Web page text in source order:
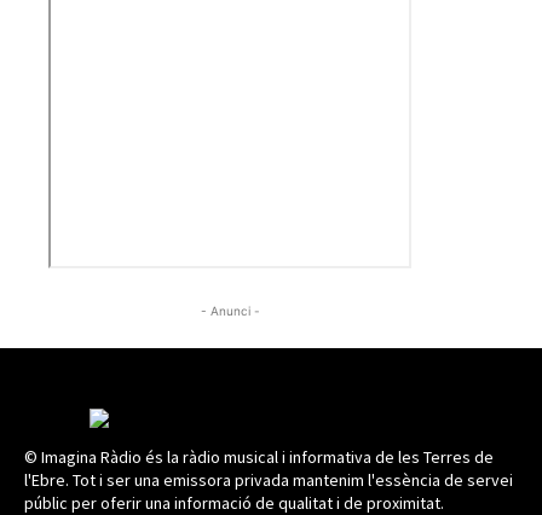
- Anunci -
© Imagina Ràdio és la ràdio musical i informativa de les Terres de
l'Ebre. Tot i ser una emissora privada mantenim l'essència de servei
públic per oferir una informació de qualitat i de proximitat.